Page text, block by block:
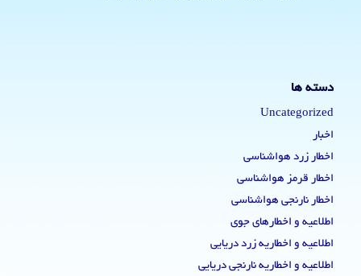
دسته ها
Uncategorized
اخبار
اخطار زرد هواشناسی
اخطار قرمز هواشناسی
اخطار نارنجی هواشناسی
اطلاعیه و اخطارهای جوی
اطلاعیه و اخطاریه زرد دریایی
اطلاعیه و اخطاریه نارنجی دریایی